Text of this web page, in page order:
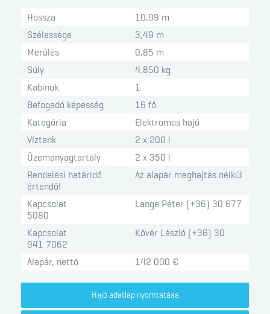
Hossza
10,99 m
Szélessége
3,49 m
Merülés
0,85 m
Súly
4.850 kg
Kabinok
1
Befogadó képesség
16 fő
Kategória
Elektromos hajó
Víztank
2 x 200 l
Üzemanyagtartály
2 x 350 l
Rendelési határidő
Az alapár meghajtás nélkül
értendő!
Kapcsolat
Lange Péter (+36) 30 677
5080
Kapcsolat
Kövér László (+36) 30
941 7062
Alapár, nettó
142 000 €
Hajó adatlap nyomtatása